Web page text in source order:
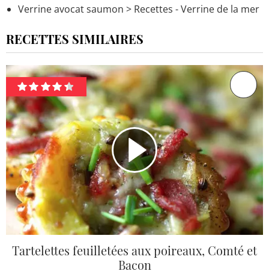
Verrine avocat saumon > Recettes - Verrine de la mer
RECETTES SIMILAIRES
Tartelettes feuilletées aux poireaux, Comté et
Bacon